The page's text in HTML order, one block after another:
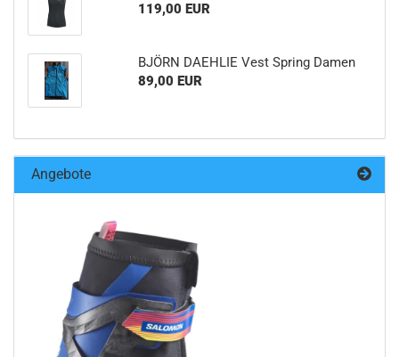
119,00 EUR
BJÖRN DAEHLIE Vest Spring Damen
89,00 EUR
Angebote